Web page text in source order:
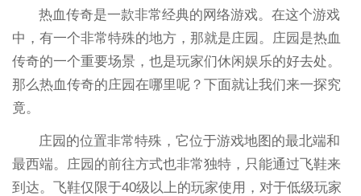
热血传奇是一款非常经典的网络游戏。在这个游戏
中，有一个非常特殊的地方，那就是庄园。庄园是热血
传奇的一个重要场景，也是玩家们休闲娱乐的好去处。
那么热血传奇的庄园在哪里呢？下面就让我们来一探究
竟。
庄园的位置非常特殊，它位于游戏地图的最北端和
最西端。庄园的前往方式也非常独特，只能通过飞鞋来
到达。飞鞋仅限于40级以上的玩家使用，对于低级玩家